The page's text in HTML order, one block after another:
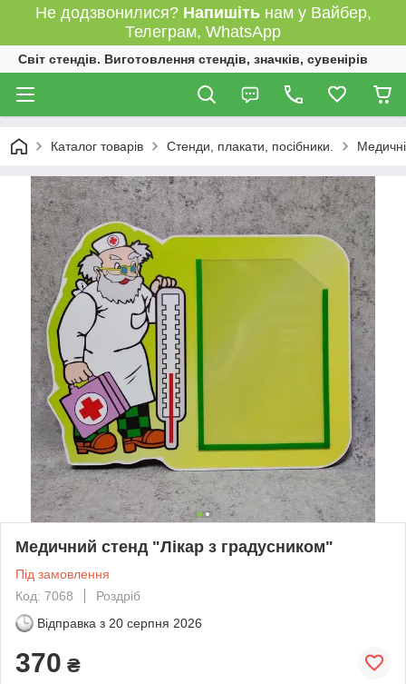
Не додзвонилися? Напишітьнам у Вайбер,
Телеграм, WhatsApp
Світ стендів. Виготовлення стендів, значків, сувенірів
Каталог товарів Стенди, плакати, посібники.
Медичний стенд "Лікар з градусником"
Під замовлення
Код: 7068
Роздріб
Відправка з 20 серпня 2026
370 ₴